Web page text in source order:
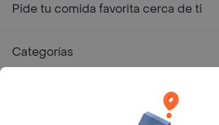
Pide tu comida favorita cerca de ti
Categorías